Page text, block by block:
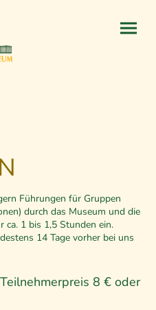
Führungen für Gruppen
durch das Museum und die
ca. 1 bis 1,5 Stunden ein.
14 Tage vorher bei uns
8 € oder